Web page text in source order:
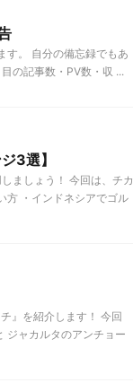
す。 自分の備忘録でもあ
の記事数・PV数・収 ...
3選】
ましょう！ 今回は、チカ
方 ・インドネシアでゴル
』を紹介します！ 今回
ジャカルタのアンチョー